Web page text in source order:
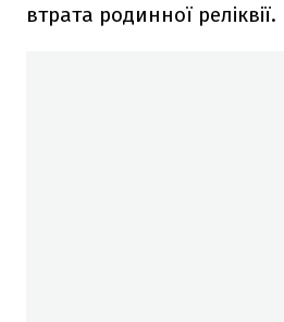
втрата родинної реліквії.